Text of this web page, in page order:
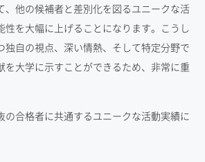
、他の候補者と差別化を図るユニークな活
性を大幅に上げることになります。こうし
独自の視点、深い情熱、そして特定分野で
を大学に示すことができるため、非常に重
の合格者に共通するユニークな活動実績に